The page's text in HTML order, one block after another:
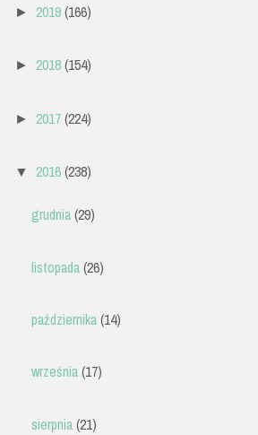
► 2019(166)
► 2018(154)
► 2017(224)
▼ 2016(238)
grudnia(29)
listopada(26)
października(14)
września(17)
sierpnia(21)